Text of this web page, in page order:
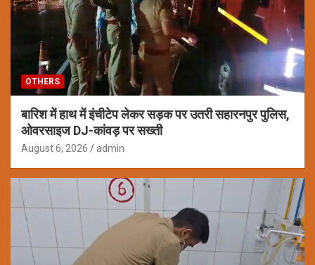
OTHERS
बारिश में हाथ में इंचीटेप लेकर सड़क पर उतरी सहारनपुर पुलिस,
ओवरसाइज DJ-कांवड़ पर सख्ती
August 6, 2026 admin